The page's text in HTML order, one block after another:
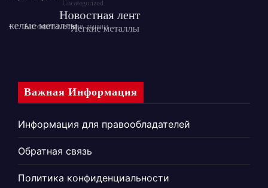
Важная Информация
Информация для правообладателей
Обратная связь
Политика конфиденциальности